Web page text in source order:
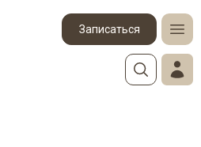
Записаться